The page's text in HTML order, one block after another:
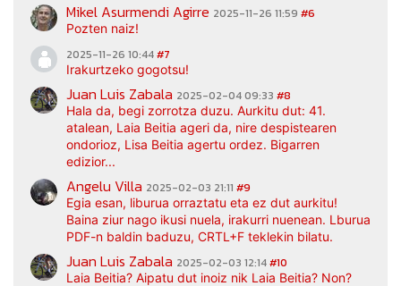
Mikel Asurmendi Agirre 2025-11-26 11:59 #6
Pozten naiz!
2025-11-26 10:44#7
Irakurtzeko gogotsu!
Juan Luis Zabala 2025-02-04 09:33 #8
Hala da, begi zorrotza duzu. Aurkitu dut: 41.
atalean, Laia Beitia ageri da, nire despistearen
ondorioz, Lisa Beitia agertu ordez. Bigarren
edizior...
Angelu Villa 2025-02-03 21:11 #9
Egia esan, liburua orraztatu eta ez dut aurkitu!
Baina ziur nago ikusi nuela, irakurri nuenean. Lburua
PDF-n baldin baduzu, CRTL+F teklekin bilatu.
Juan Luis Zabala 2025-02-03 12:14#10
Laia Beitia? Aipatu dut inoiz nik Laia Beitia? Non?